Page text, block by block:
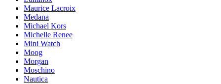
Maurice Lacroix
Medana
Michael Kors
Michelle Renee
Mini Watch
Moog
Morgan
Moschino
Nautica